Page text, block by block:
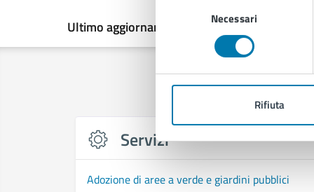
consenso
Necessari
Rifiuta
Ultimo aggiornamento: 26/06/2026, 11:53
Servizi
Adozione di aree a verde e giardini pubblici